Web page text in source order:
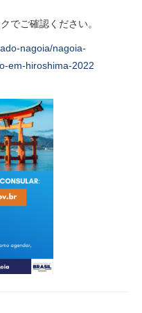
でご確認ください。
nagoia/nagoia-
em-hiroshima-2022